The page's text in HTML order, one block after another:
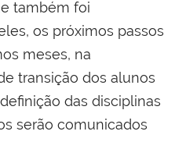
também foi
os próximos passos
meses, na
transição dos alunos
das disciplinas
serão comunicados